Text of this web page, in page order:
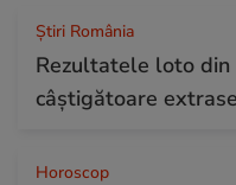
Știri România
Rezultatele loto
câștigătoare
Horoscop